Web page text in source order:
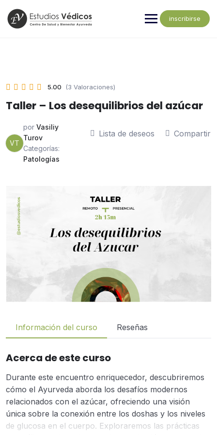
inscribirse
5.00 (3 Valoraciones)
Taller – Los desequilibrios del azúcar
VT
por Vasiliy
Turov
Categorías:
Patologías
Lista de deseos Compartir
Información del curso Reseñas
Acerca de este curso
Durante este encuentro enriquecedor, descubriremos
cómo el Ayurveda aborda los desafíos modernos
relacionados con el azúcar, ofreciendo una visión
única sobre la conexión entre los doshas y los niveles
de glucosa en el cuerpo. Exploraremos las prácticas